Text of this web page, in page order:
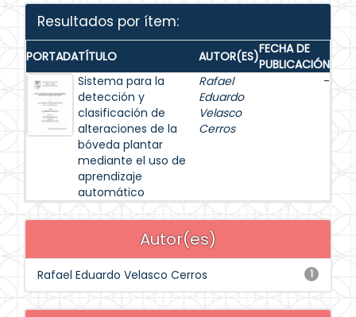
Resultados por ítem:
PORTADATÍTULO AUTOR(ES)FECHA DE
PUBLICACIÓN
Sistema para la
detección y
clasificación de
alteraciones de la
bóveda plantar
mediante el uso de
aprendizaje
automático
Rafael
Eduardo
Velasco
Cerros
-
Autor(es)
1
Rafael Eduardo Velasco Cerros